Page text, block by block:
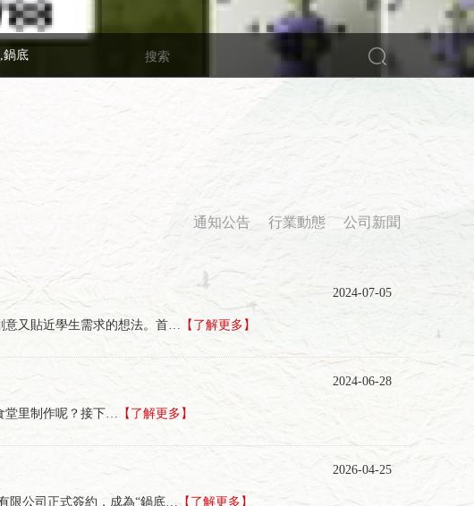
鍋底
通知公告 行業動態 公司新聞
2024-07-05
意又貼近學生需求的想法。首… 【了解更多】
2024-06-28
堂里制作呢？接下… 【了解更多】
2026-04-25
限公司正式簽約，成為“鍋底…【了解更多】